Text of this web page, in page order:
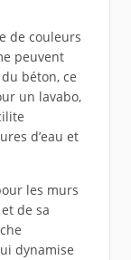
de couleurs
peuvent
béton, ce
un lavabo,
d’eau et
les murs
de sa
dynamise